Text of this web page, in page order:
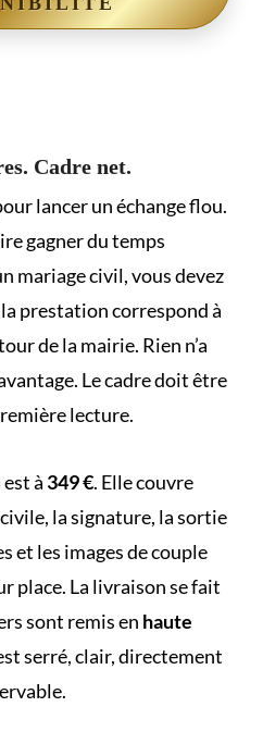
Cadre net.
lancer un échange flou.
gagner du temps
mariage civil, vous devez
prestation correspond à
de la mairie. Rien n’a
Le cadre doit être
lecture.
à 349 €. Elle couvre
la signature, la sortie
et les images de couple
place. La livraison se fait
sont remis en haute
serré, clair, directement